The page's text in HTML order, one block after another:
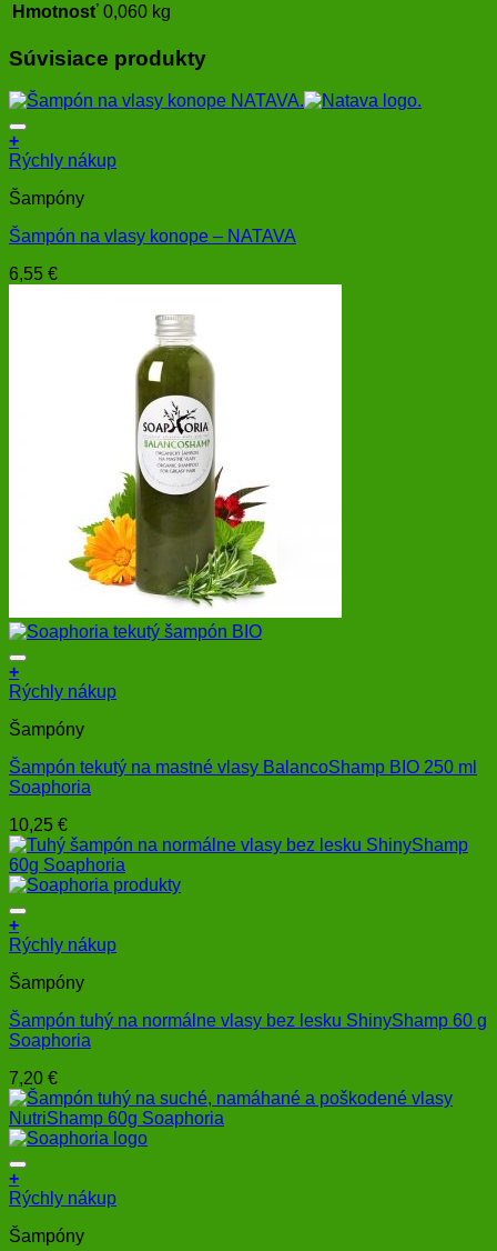
Hmotnosť 0,060 kg
Súvisiace produkty
+
Rýchly nákup
Šampóny
Šampón na vlasy konope – NATAVA
6,55 €
+
Rýchly nákup
Šampóny
Šampón tekutý na mastné vlasy BalancoShamp BIO 250 ml
Soaphoria
10,25 €
+
Rýchly nákup
Šampóny
Šampón tuhý na normálne vlasy bez lesku ShinyShamp 60 g
Soaphoria
7,20 €
+
Rýchly nákup
Šampóny